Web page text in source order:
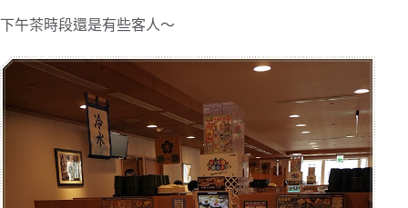
下午茶時段還是有些客人～